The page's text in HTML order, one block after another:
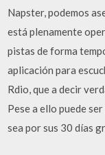
Napster, podemos
está plenamente
pistas de forma
aplicación para
Rdio, que a decir
Pese a ello puede
sea por sus 30 días